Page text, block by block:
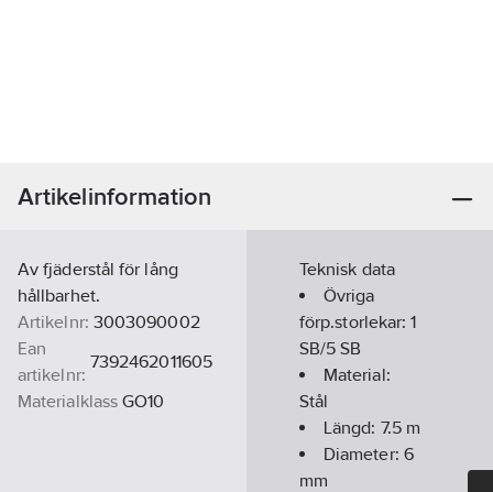
Artikelinformation
Av fjäderstål för lång
hållbarhet.
Artikelnr: 3003090002
Ean
artikelnr:
7392462011605
Materialklass GO10
Teknisk data
Övriga
förp.storlekar:1
SB/5 SB
Material:
Stål
Längd: 7.5m
Diameter: 6
mm